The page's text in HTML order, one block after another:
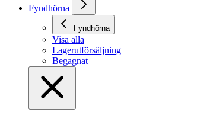
Fyndhörna
Fyndhörna
Visa alla
Lagerutförsäljning
Begagnat